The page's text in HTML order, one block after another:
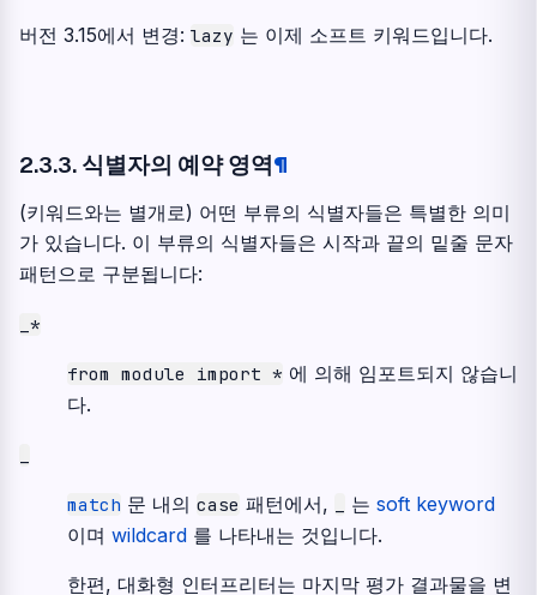
버전 3.15에서 변경: lazy 는 이제 소프트 키워드입니다.
2.3.3. 식별자의 예약 영역¶
(키워드와는 별개로) 어떤 부류의 식별자들은 특별한 의미
가 있습니다. 이 부류의 식별자들은 시작과 끝의 밑줄 문자
패턴으로 구분됩니다:
_*
from module import * 에 의해 임포트되지 않습니
다.
match 문 내의 case 패턴에서, 는 soft keyword
이며 wildcard 를 나타내는 것입니다.
한편, 대화형 인터프리터는 마지막 평가 결과물을 변